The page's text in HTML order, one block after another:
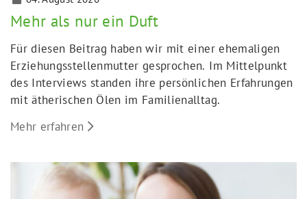
Mehr als nur ein Duft
Für diesen Beitrag haben wir mit einer ehemaligen
Erziehungsstellenmutter gesprochen. Im Mittelpunkt
des Interviews standen ihre persönlichen Erfahrungen
mit ätherischen Ölen im Familienalltag.
Mehr erfahren